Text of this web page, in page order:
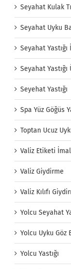
Seyahat Kulak
Seyahat Uyku
Seyahat Yastığı
Seyahat
Seyehat Yastığı
Spa Yüz Göğüs
Toptan Ucuz
Valiz Etiketi
Valiz Giydirme
Valiz Kılıfı
Yolcu Seyahat
Yolcu Uyku Göz
Yolcu Yastığı